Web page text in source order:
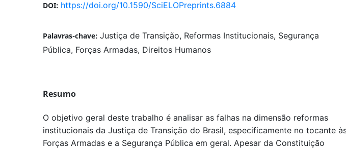
DOI: https://doi.org/10.1590/SciELOPreprints.6884
Palavras-chave: Justiça de Transição, Reformas Institucionais, Segurança
Pública, Forças Armadas, Direitos Humanos
Resumo
O objetivo geral deste trabalho é analisar as falhas na dimensão reformas
institucionais da Justiça de Transição do Brasil, especificamente no tocante
Forças Armadas e a Segurança Pública em geral. Apesar da Constituição